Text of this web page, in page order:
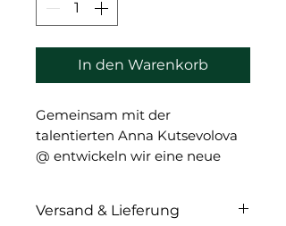
In den Warenkorb
Gemeinsam mit der
talentierten Anna Kutsevolova
@ entwickeln wir eine neue
Erzeugung hyperrealistischer
Versand & Lieferung